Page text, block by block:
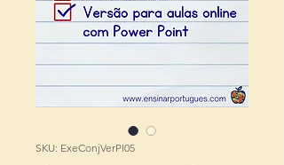
SKU: ExeConjVerPI05